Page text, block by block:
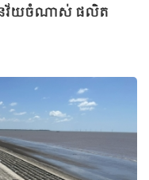
ជនវ័យចំណាស់ ផលិត